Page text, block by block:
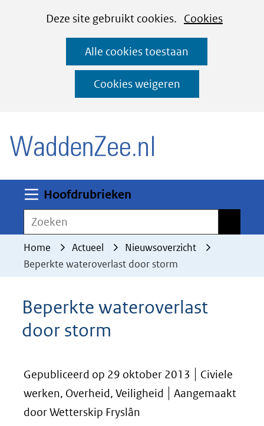
CookiesDeze site gebruikt cookies. Cookies
deze
worden
toegestaan
geweigerd.
Alle cookies toestaan
Cookies weigeren
Ga
naar
de
inhoud
Hoofdrubrieken
Zoeken
Home Actueel
Nieuwsoverzicht
Beperkte wateroverlast door storm
Beperkte wateroverlast
door storm
Gepubliceerd op 29 oktober 2013
Civiele
werken, Overheid, Veiligheid
Aangemaakt
door Wetterskip Fryslân